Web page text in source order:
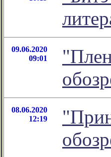
09.06.2020
09:01
08.06.2020
12:19